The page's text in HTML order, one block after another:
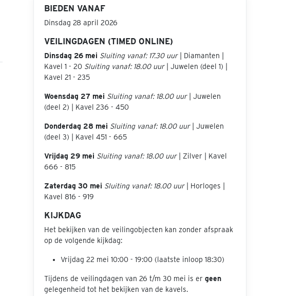
BIEDEN VANAF
Dinsdag 28 april 2026
VEILINGDAGEN (TIMED ONLINE)
Dinsdag 26 mei Sluiting vanaf: 17.30 uur| Diamanten |
Kavel 1 - 20 Sluiting vanaf: 18.00 uur| Juwelen (deel 1) |
Kavel 21 - 235
Woensdag 27 mei Sluiting vanaf: 18.00 uur| Juwelen
(deel 2) | Kavel 236 - 450
Donderdag 28 mei Sluiting vanaf: 18.00 uur| Juwelen
(deel 3) | Kavel 451 - 665
Vrijdag 29 mei Sluiting vanaf: 18.00 uur| Zilver | Kavel
666 - 815
Zaterdag 30 mei Sluiting vanaf: 18.00 uur| Horloges |
Kavel 816 - 919
KIJKDAG
Het bekijken van de veilingobjecten kan zonder afspraak
op de volgende kijkdag:
Vrijdag 22 mei 10:00 - 19:00 (laatste inloop 18:30)
Tijdens de veilingdagen van 26 t/m 30 mei is er geen
gelegenheid tot het bekijken van de kavels.